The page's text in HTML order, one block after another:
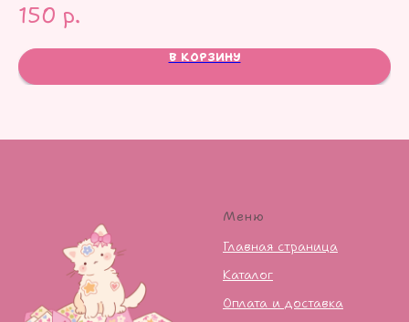
150 р.
В КОРЗИНУ
Меню
Главная страница
Каталог
Оплата и доставка